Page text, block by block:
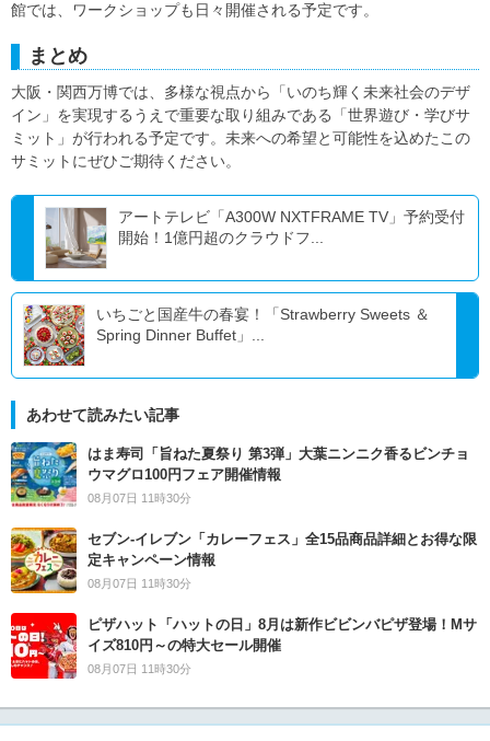
館では、ワークショップも日々開催される予定です。
まとめ
大阪・関西万博では、多様な視点から「いのち輝く未来社会のデザ
イン」を実現するうえで重要な取り組みである「世界遊び・学びサ
ミット」が行われる予定です。未来への希望と可能性を込めたこの
サミットにぜひご期待ください。
アートテレビ「A300W NXTFRAME TV」予約受付
開始！1億円超のクラウドフ...
いちごと国産牛の春宴！「Strawberry Sweets ＆
Spring Dinner Buffet」...
あわせて読みたい記事
はま寿司「旨ねた夏祭り 第3弾」大葉ニンニク香るビンチョ
ウマグロ100円フェア開催情報
08月07日 11時30分
セブン‐イレブン「カレーフェス」全15品商品詳細とお得な限
定キャンペーン情報
08月07日 11時30分
ピザハット「ハットの日」8月は新作ビビンバピザ登場！Mサ
イズ810円～の特大セール開催
08月07日 11時30分